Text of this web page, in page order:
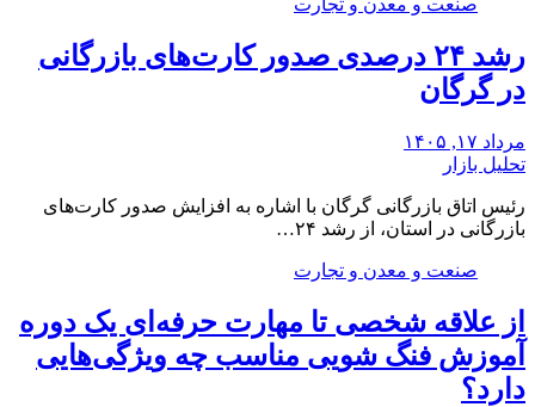
صنعت و معدن و تجارت
رشد ۲۴ درصدی صدور کارت‌های بازرگانی
در گرگان
مرداد ۱۷, ۱۴۰۵
تحلیل بازار
رئیس اتاق بازرگانی گرگان با اشاره به افزایش صدور کارت‌های
بازرگانی در استان، از رشد ۲۴…
صنعت و معدن و تجارت
از علاقه شخصی تا مهارت حرفه‌ای یک دوره
آموزش فنگ شویی مناسب چه ویژگی‌هایی
دارد؟